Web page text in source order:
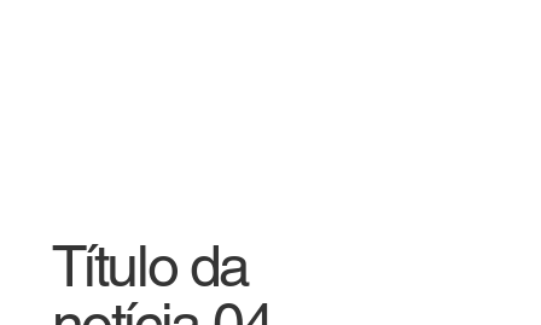
Título da